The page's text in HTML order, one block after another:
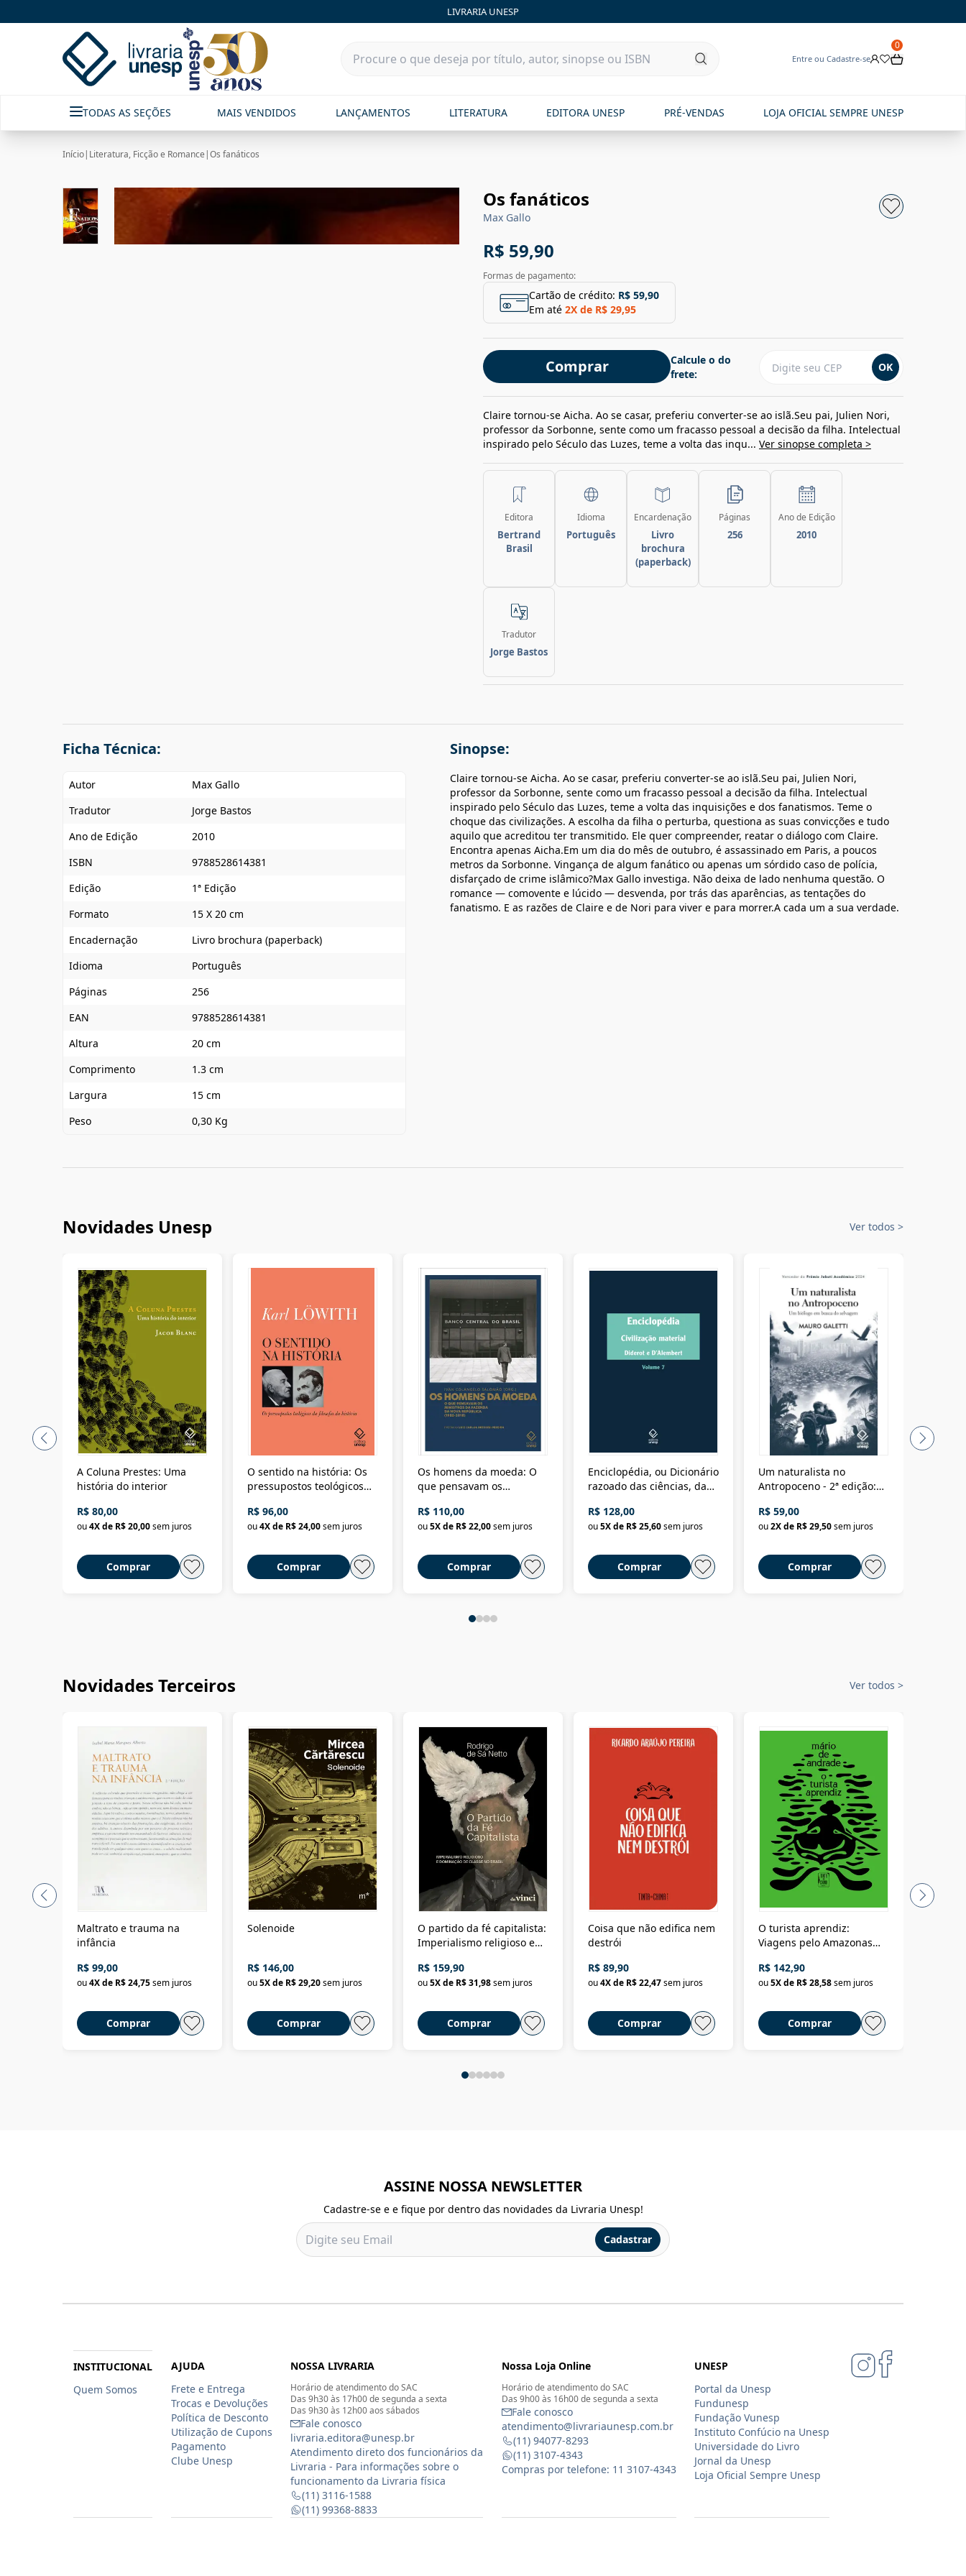
LIVRARIA UNESP
Entre ou Cadastre-se
0
TODAS AS SEÇÕES MAIS VENDIDOS LANÇAMENTOS LITERATURA EDITORA UNESP PRÉ-VENDAS LOJA OFICIAL SEMPRE UNESP
Início| Literatura, Ficção e Romance |Os fanáticos
Os fanáticos
Max Gallo
R$ 59,90
Formas de pagamento:
Cartão de crédito: R$ 59,90
Em até 2X de R$ 29,95
Comprar
Calcule o do
frete:
OK
Claire tornou-se Aicha. Ao se casar, preferiu converter-se ao islã.Seu pai, Julien Nori,
professor da Sorbonne, sente como um fracasso pessoal a decisão da filha. Intelectual
inspirado pelo Século das Luzes, teme a volta das inqu... Ver sinopse completa >
Editora
Bertrand
Brasil
Idioma
Português
Encardenação
Livro
brochura
(paperback)
Páginas
256
Ano de Edição
2010
Tradutor
Jorge Bastos
Ficha Técnica:
Autor
Max Gallo
Tradutor
Jorge Bastos
Ano de Edição
2010
ISBN
9788528614381
Edição
1ª Edição
Formato
15 X 20 cm
Encadernação
Livro brochura (paperback)
Idioma
Português
Páginas
256
EAN
9788528614381
Altura
20 cm
Comprimento
1.3 cm
Largura
15 cm
Peso
0,30 Kg
Sinopse:
Claire tornou-se Aicha. Ao se casar, preferiu converter-se ao islã.Seu pai, Julien Nori,
professor da Sorbonne, sente como um fracasso pessoal a decisão da filha. Intelectual
inspirado pelo Século das Luzes, teme a volta das inquisições e dos fanatismos. Teme o
choque das civilizações. A escolha da filha o perturba, questiona as suas convicções e tudo
aquilo que acreditou ter transmitido. Ele quer compreender, reatar o diálogo com Claire.
Encontra apenas Aicha.Em um dia do mês de outubro, é assassinado em Paris, a poucos
metros da Sorbonne. Vingança de algum fanático ou apenas um sórdido caso de polícia,
disfarçado de crime islâmico?Max Gallo investiga. Não deixa de lado nenhuma questão. O
romance — comovente e lúcido — desvenda, por trás das aparências, as tentações do
fanatismo. E as razões de Claire e de Nori para viver e para morrer.A cada um a sua verdade.
Novidades Unesp Ver todos >
A Coluna Prestes: Uma
história do interior
R$ 80,00
ou4X de R$ 20,00sem juros
Comprar
O sentido na história: Os
pressupostos teológicos
R$ 96,00
ou4X de R$ 24,00sem juros
Comprar
Os homens da moeda: O
que pensavam os
Nova República (1985-
2018)
R$ 110,00
ou5X de R$ 22,00sem juros
Comprar
Enciclopédia, ou Dicionário
razoado das ciências, das
Civilização material
R$ 128,00
ou5X de R$ 25,60sem juros
Comprar
Um naturalista no
Antropoceno - 2ª edição:
selvagem
R$ 59,00
ou2X de R$ 29,50sem juros
Comprar
Novidades Terceiros Ver todos >
Maltrato e trauma na
infância
R$ 99,00
ou4X de R$ 24,75sem juros
Comprar
Solenoide
R$ 146,00
ou5X de R$ 29,20sem juros
Comprar
O partido da fé capitalista:
Imperialismo religioso e
Brasil
R$ 159,90
ou5X de R$ 31,98sem juros
Comprar
Coisa que não edifica nem
destrói
R$ 89,90
ou4X de R$ 22,47sem juros
Comprar
O turista aprendiz:
Viagens pelo Amazonas
até a Bolívia e por Marajó
até dizer chega
R$ 142,90
ou5X de R$ 28,58sem juros
Comprar
ASSINE NOSSA NEWSLETTER
Cadastre-se e e fique por dentro das novidades da Livraria Unesp!
Cadastrar
INSTITUCIONAL
Quem Somos
AJUDA
Frete e Entrega
Trocas e Devoluções
Política de Desconto
Utilização de Cupons
Pagamento
Clube Unesp
NOSSA LIVRARIA
Horário de atendimento do SAC
Das 9h30 às 17h00 de segunda a sexta
Das 9h30 às 12h00 aos sábados
Fale conosco
livraria.editora@unesp.br
Atendimento direto dos funcionários da
Livraria - Para informações sobre o
funcionamento da Livraria física
(11) 3116-1588
(11) 99368-8833
Nossa Loja Online
Horário de atendimento do SAC
Das 9h00 às 16h00 de segunda a sexta
Fale conosco
atendimento@livrariaunesp.com.br
(11) 94077-8293
(11) 3107-4343
Compras por telefone: 11 3107-4343
UNESP
Portal da Unesp
Fundunesp
Fundação Vunesp
Instituto Confúcio na Unesp
Universidade do Livro
Jornal da Unesp
Loja Oficial Sempre Unesp